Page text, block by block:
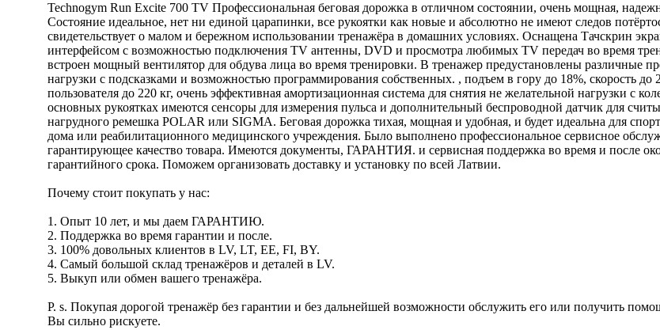
Technogym Run Excite 700 TV Профессиональная беговая дорожка в отличном состоянии, очень мощная,
Состояние идеальное, нет ни единой царапинки, все рукоятки как новые и абсолютно не имеют следов
свидетельствует о малом и бережном использовании тренажёра в домашних условиях. Оснащена Тачскрин
интерфейсом с возможностью подключения TV антенны, DVD и просмотра любимых TV передач во время
встроен мощный вентилятор для обдува лица во время тренировки. В тренажер предустановлены различные
нагрузки с подсказками и возможностью программирования собственных. , подъем в гору до 18%, скорость до
пользователя до 220 кг, очень эффективная амортизационная система для снятия не желательной нагрузки с
основных рукоятках имеются сенсоры для измерения пульса и дополнительный беспроводной датчик для
нагрудного ремешка POLAR или SIGMA. Беговая дорожка тихая, мощная и удобная, и будет идеальна для
дома или реабилитационного медицинского учреждения. Было выполнено профессиональное сервисное
гарантирующее качество товара. Имеются документы, ГАРАНТИЯ. и сервисная поддержка во время и после
гарантийного срока. Поможем организовать доставку и установку по всей Латвии.
Почему стоит покупать у нас:
1. Опыт 10 лет, и мы даем ГАРАНТИЮ.
2. Поддержка во время гарантии и после.
3. 100% довольных клиентов в LV, LT, EE, FI, BY.
4. Самый большой склад тренажёров и деталей в LV.
5. Выкуп или обмен вашего тренажёра.
P. s. Покупая дорогой тренажёр без гарантии и без дальнейшей возможности обслужить его или получить
Вы сильно рискуете.